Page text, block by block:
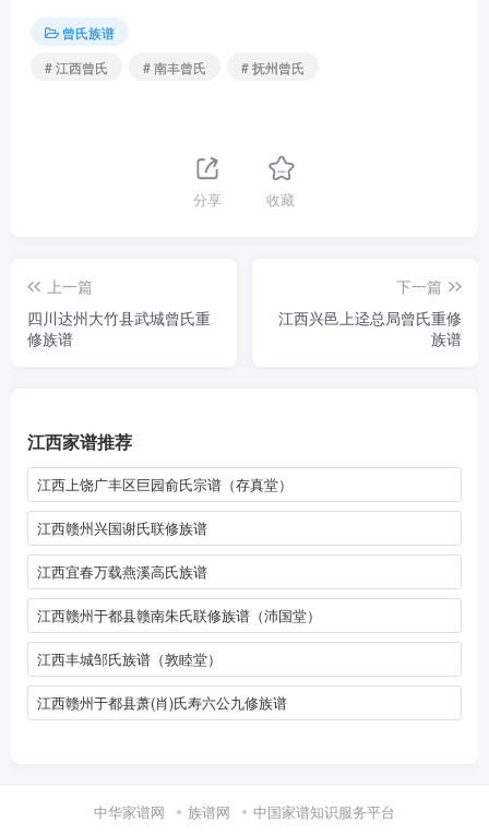
曾氏族谱
# 江西曾氏
# 南丰曾氏 # 抚州曾氏
分享 收藏
上一篇
四川达州大竹县武城曾氏重
修族谱
下一篇
江西兴邑上迳总局曾氏重修
族谱
江西家谱推荐
江西上饶广丰区巨园俞氏宗谱（存真堂）
江西赣州兴国谢氏联修族谱
江西宜春万载燕溪高氏族谱
江西赣州于都县赣南朱氏联修族谱（沛国堂）
江西丰城邹氏族谱（敦睦堂）
江西赣州于都县萧(肖)氏寿六公九修族谱
中华家谱网 族谱网 中国家谱知识服务平台